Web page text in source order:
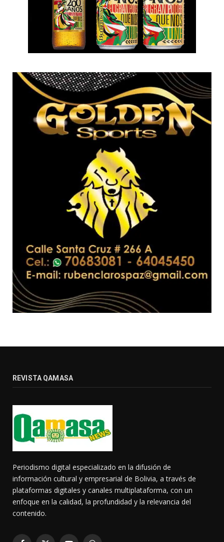
REVISTA QAMASA
Periodismo digital especializado en la difusión de
información cultural y empresarial de Bolivia, a través de
plataformas digitales y canales multiplataforma, con un
enfoque en la calidad, la profundidad y la relevancia del
contenido.